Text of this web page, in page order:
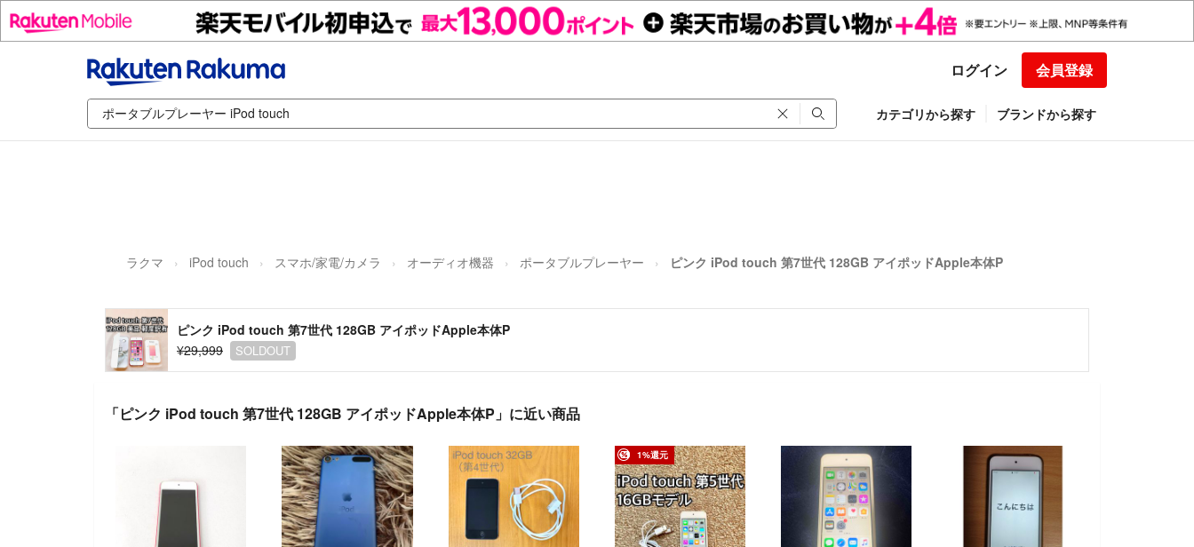
ログイン 会員登録
カテゴリから探す ブランドから探す
ラクマ iPod touch スマホ/家電/カメラ オーディオ機器 ポータブルプレーヤー ピンク iPod touch 第7世代 128GB アイポッドApple本体P
ピンク iPod touch 第7世代 128GB アイポッドApple本体P
¥29,999
SOLDOUT
「ピンク iPod touch 第7世代 128GB アイポッドApple本体P」に近い商品
1%還元